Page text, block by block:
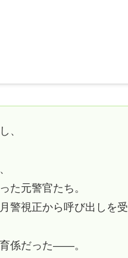
、
た元警官たち。
警視正から呼び出しを受
係だった――。